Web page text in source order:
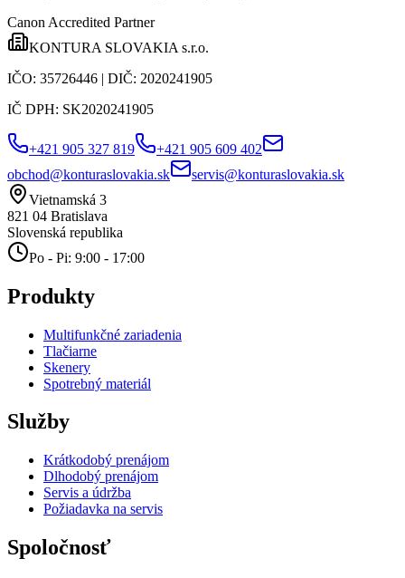
Canon Accredited Partner
KONTURA SLOVAKIA s.r.o.
IČO: 35726446 | DIČ: 2020241905
IČ DPH: SK2020241905
+421 905 327 819
+421 905 609 402
obchod@konturaslovakia.sk
servis@konturaslovakia.sk
Vietnamská 3
821 04 Bratislava
Slovenská republika
Po - Pi: 9:00 - 17:00
Produkty
Multifunkčné zariadenia
Tlačiarne
Skenery
Spotrebný materiál
Služby
Krátkodobý prenájom
Dlhodobý prenájom
Servis a údržba
Požiadavka na servis
Spoločnosť